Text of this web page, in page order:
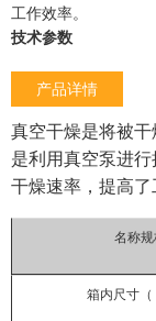
工作效率。
技术参数
产品详情
真空干燥是将被
是利用真空泵进
干燥速率，提高了
名称
箱内尺寸（